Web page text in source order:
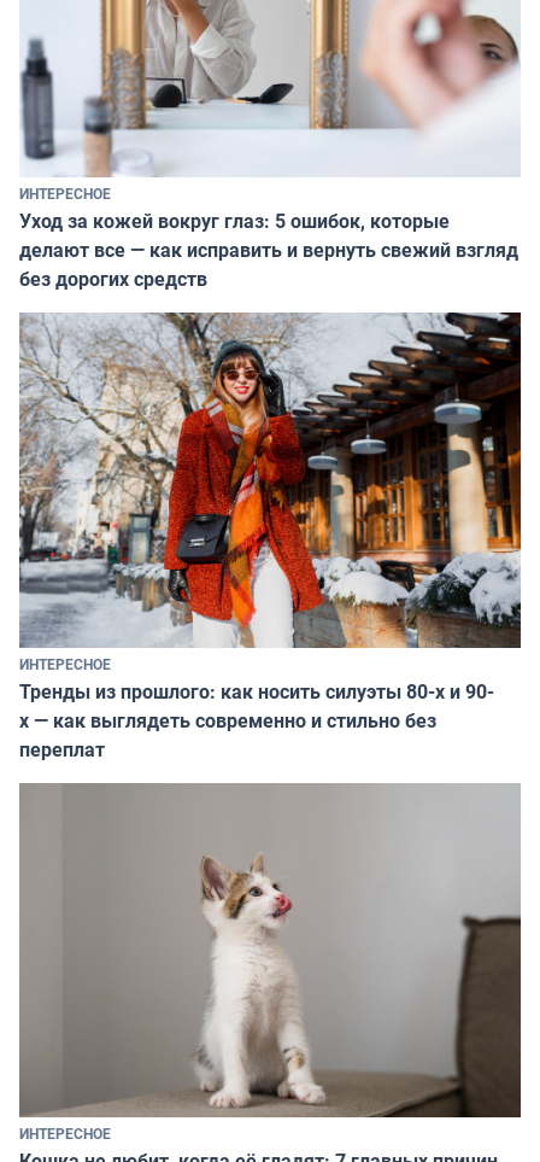
ИНТЕРЕСНОЕ
Уход за кожей вокруг глаз: 5 ошибок, которые
делают все — как исправить и вернуть свежий взгляд
без дорогих средств
ИНТЕРЕСНОЕ
Тренды из прошлого: как носить силуэты 80-х и 90-
х — как выглядеть современно и стильно без
переплат
ИНТЕРЕСНОЕ